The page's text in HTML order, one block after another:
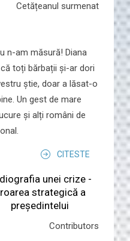
Cetățeanul surmenat
n-am măsură! Diana
toți bărbații și-ar dori
știe, doar a lăsat-o
Un gest de mare
și alți români de
CITESTE
unei crize -
strategică a
președintelui
Contributors